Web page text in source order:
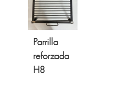
Parrilla
reforzada
H8